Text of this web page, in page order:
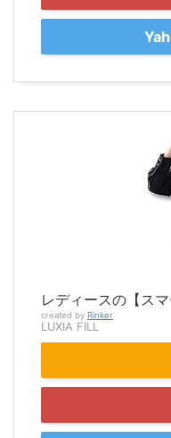
レディースの【ス
created by Rinker
LUXIA FILL